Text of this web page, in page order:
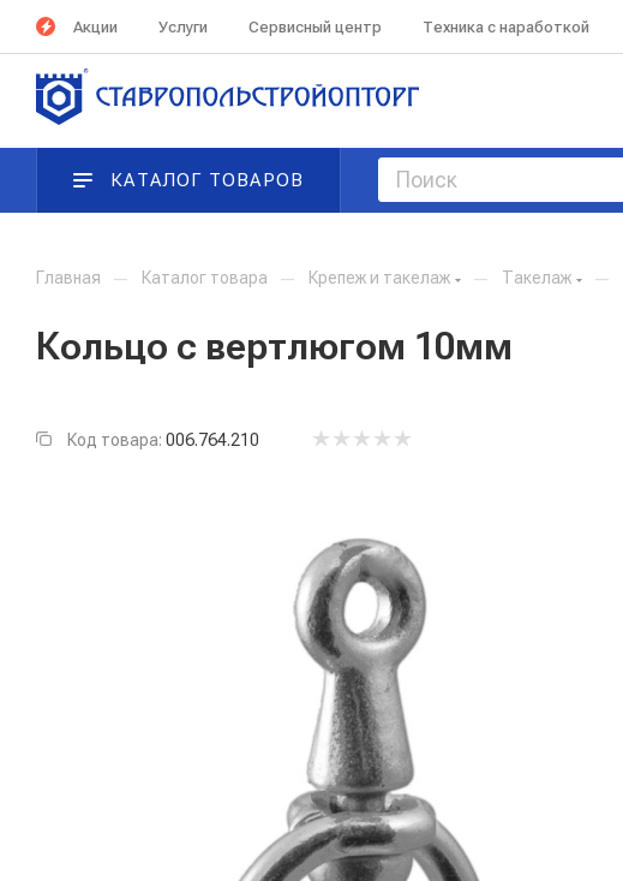
Акции Услуги Сервисный центр Техника с наработкой
КАТАЛОГ ТОВАРОВ
Главная — Каталог товара — Крепеж и такелаж — Такелаж —
Кольцо с вертлюгом 10мм
Код товара: 006.764.210